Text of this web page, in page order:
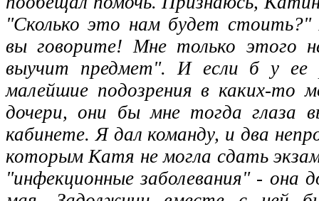
"Сколько это нам будет
вы говорите! Мне только этого
выучит предмет". И если б у ее
малейшие подозрения в каких-то
дочери, они бы мне тогда глаза
кабинете. Я дал команду, и два
которым Катя не могла сдать
"инфекционные заболевания" - она